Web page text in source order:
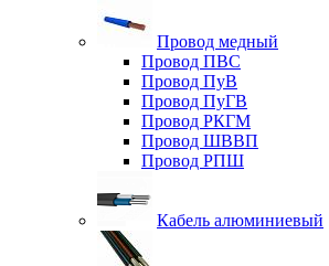
Провод медный
Провод ПВС
Провод ПуВ
Провод ПуГВ
Провод РКГМ
Провод ШВВП
Провод РПШ
Кабель алюминиевый